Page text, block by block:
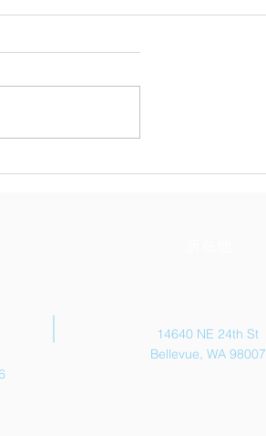
シアトル熱中「茶話会」
14640 NE 24th St
Bellevue, WA 98007